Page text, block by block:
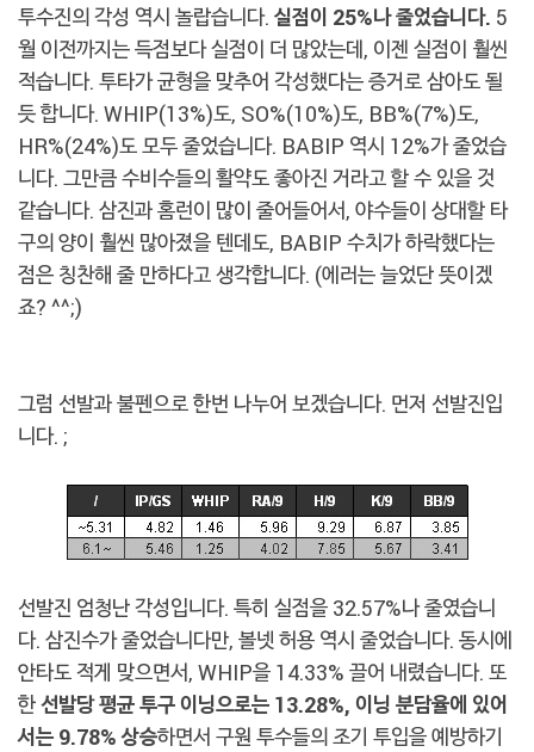
투수진의 각성 역시 놀랍습니다. 실점이 25%나 줄었습니다. 5
월 이전까지는 득점보다 실점이 더 많았는데, 이젠 실점이 훨씬
적습니다. 투타가 균형을 맞추어 각성했다는 증거로 삼아도 될
듯 합니다. WHIP(13%)도, SO%(10%)도, BB%(7%)도,
HR%(24%)도 모두 줄었습니다. BABIP 역시 12%가 줄었습
니다. 그만큼 수비수들의 활약도 좋아진 거라고 할 수 있을 것
같습니다. 삼진과 홈런이 많이 줄어들어서, 야수들이 상대할 타
구의 양이 훨씬 많아졌을 텐데도, BABIP 수치가 하락했다는
점은 칭찬해 줄 만하다고 생각합니다. (에러는 늘었단 뜻이겠
죠? ^^;)
그럼 선발과 불펜으로 한번 나누어 보겠습니다. 먼저 선발진입
니다. ;
선발진 엄청난 각성입니다. 특히 실점을 32.57%나 줄였습니
다. 삼진수가 줄었습니다만, 볼넷 허용 역시 줄었습니다. 동시에
안타도 적게 맞으면서, WHIP을 14.33% 끌어 내렸습니다. 또
한선발당 평균 투구 이닝으로는 13.28%, 이닝 분담율에 있어
서는 9.78% 상승하면서 구원 투수들의 조기 투입을 예방하기